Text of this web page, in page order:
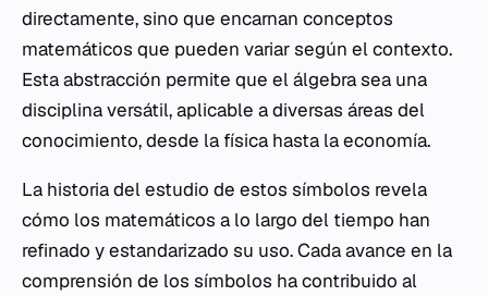
directamente, sino que encarnan conceptos
matemáticos que pueden variar según el contexto.
Esta abstracción permite que el álgebra sea una
disciplina versátil, aplicable a diversas áreas del
conocimiento, desde la física hasta la economía.
La historia del estudio de estos símbolos revela
cómo los matemáticos a lo largo del tiempo han
refinado y estandarizado su uso. Cada avance en la
comprensión de los símbolos ha contribuido al